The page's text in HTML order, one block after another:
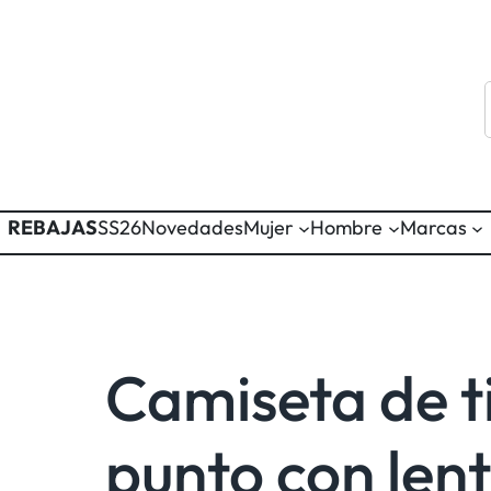
r
REBAJASSS26NovedadesMujer Hombre Marcas
Camiseta de
punto con